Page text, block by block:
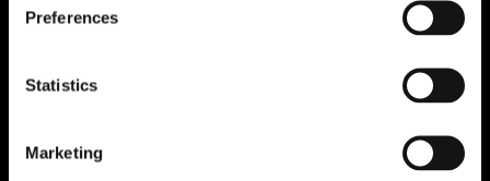
Preferences
Statistics
Marketing